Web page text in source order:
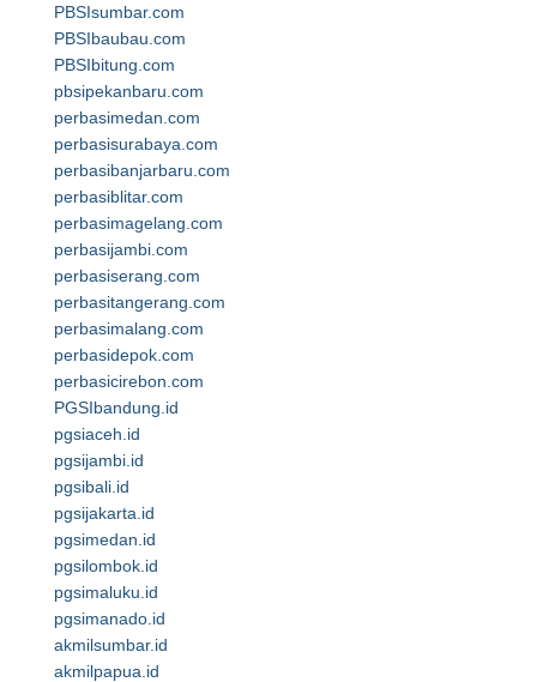
PBSIsumbar.com
PBSIbaubau.com
PBSIbitung.com
pbsipekanbaru.com
perbasimedan.com
perbasisurabaya.com
perbasibanjarbaru.com
perbasiblitar.com
perbasimagelang.com
perbasijambi.com
perbasiserang.com
perbasitangerang.com
perbasimalang.com
perbasidepok.com
perbasicirebon.com
PGSIbandung.id
pgsiaceh.id
pgsijambi.id
pgsibali.id
pgsijakarta.id
pgsimedan.id
pgsilombok.id
pgsimaluku.id
pgsimanado.id
akmilsumbar.id
akmilpapua.id